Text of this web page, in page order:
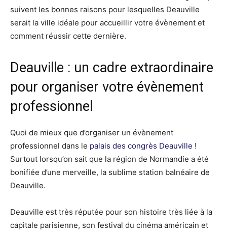
suivent les bonnes raisons pour lesquelles Deauville
serait la ville idéale pour accueillir votre évènement et
comment réussir cette dernière.
Deauville : un cadre extraordinaire
pour organiser votre évènement
professionnel
Quoi de mieux que d’organiser un évènement
professionnel dans le palais des congrès Deauville !
Surtout lorsqu’on sait que la région de Normandie a été
bonifiée d’une merveille, la sublime station balnéaire de
Deauville.
Deauville est très réputée pour son histoire très liée à la
capitale parisienne, son festival du cinéma américain et